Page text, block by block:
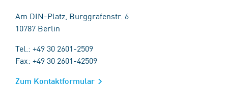
Am DIN-Platz, Burggrafenstr. 6
10787 Berlin
Tel.: +49 30 2601-2509
Fax: +49 30 2601-42509
Zum Kontaktformular